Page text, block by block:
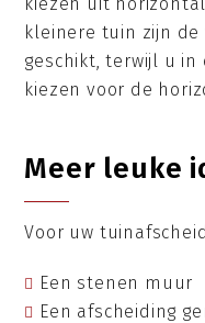
kleinere tuin zijn
geschikt, terwijl u
kiezen voor de
Meer leuke
Voor uw
Een stenen muur
Een afscheiding